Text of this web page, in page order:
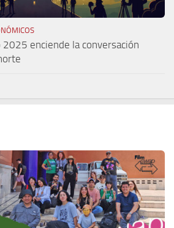
enciende la conversación